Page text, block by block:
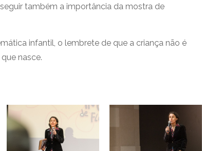
também a importância da mostra de
infantil, o lembrete de que a criança não é
nasce.